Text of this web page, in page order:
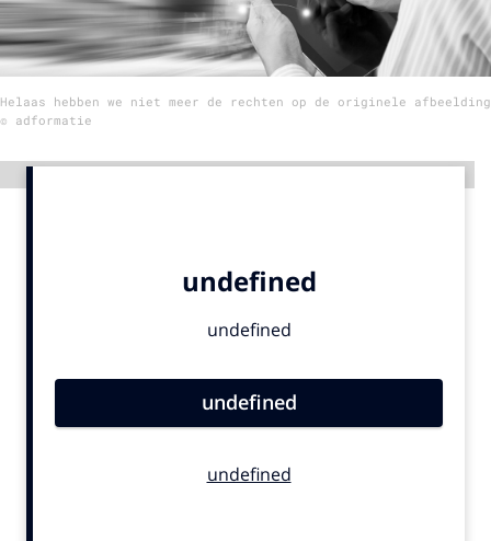
9 sept: GenAI-training
12 nov: MarketingLive!
Adverteren
Events
Carriere
Helaas hebben we niet meer de rechten op de originele afbeelding
© adformatie